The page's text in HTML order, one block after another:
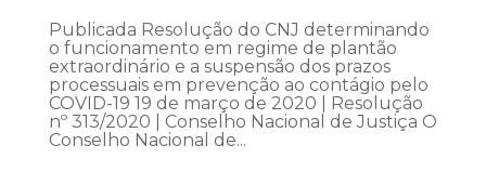
Publicada Resolução do CNJ determinando
o funcionamento em regime de plantão
extraordinário e a suspensão dos prazos
processuais em prevenção ao contágio pelo
COVID-19 19 de março de 2020 | Resolução
nº 313/2020 | Conselho Nacional de Justiça O
Conselho Nacional de...